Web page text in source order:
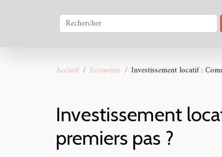
Accueil Economie Investissement locatif :
Investissement
premiers pas ?